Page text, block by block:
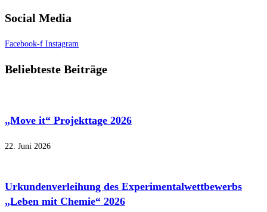
Social Media
Facebook-f Instagram
Beliebteste Beiträge
„Move it“ Projekttage 2026
22. Juni 2026
Urkundenverleihung des Experimentalwettbewerbs
„Leben mit Chemie“ 2026